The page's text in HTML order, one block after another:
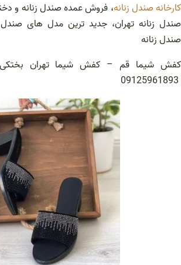
کارخانه صندل زنانه، فروش عمده صندل زنانه و
صندل زنانه تهران، جدید ترین مدل های صندل
صندل زنانه
کفش شیما قم – کفش شیما تهران